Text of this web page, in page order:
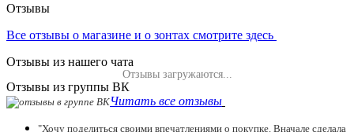
Отзывы
Все отзывы о магазине и о зонтах смотрите здесь
Отзывы из нашего чата
Отзывы загружаются...
Отзывы из группы ВК
Читать все отзывы
"Хочу поделиться своими впечатлениями о покупке. Вначале сделала